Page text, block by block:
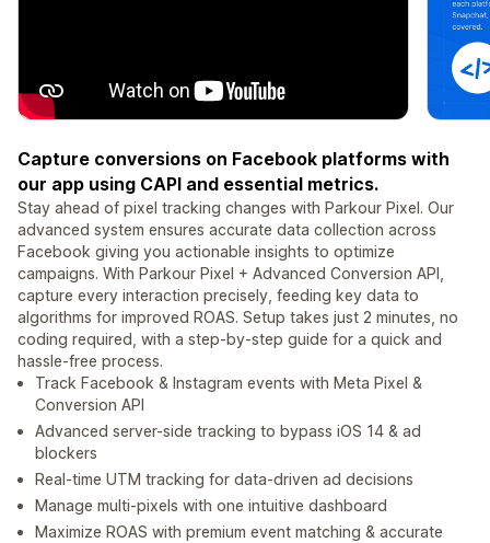
Capture conversions on Facebook platforms with
our app using CAPI and essential metrics.
Stay ahead of pixel tracking changes with Parkour Pixel. Our
advanced system ensures accurate data collection across
Facebook giving you actionable insights to optimize
campaigns. With Parkour Pixel + Advanced Conversion API,
capture every interaction precisely, feeding key data to
algorithms for improved ROAS. Setup takes just 2 minutes, no
coding required, with a step-by-step guide for a quick and
hassle-free process.
Track Facebook & Instagram events with Meta Pixel &
Conversion API
Advanced server-side tracking to bypass iOS 14 & ad
blockers
Real-time UTM tracking for data-driven ad decisions
Manage multi-pixels with one intuitive dashboard
Maximize ROAS with premium event matching & accurate